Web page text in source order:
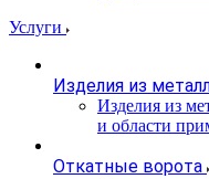
Услуги
Изделия из
Изделия из
и области
Откатные ворота